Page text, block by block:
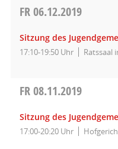
FR06.12.2019
Sitzung des
17:10-19:50 Uhr Ratssaal
FR08.11.2019
Sitzung des
17:00-20:20 Uhr